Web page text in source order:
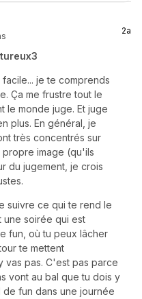
2a
je te comprends
Ça me frustre tout le
le monde juge. Et juge
plus. En général, je
très concentrés sur
image (qu'ils
du jugement, je crois
suivre ce qui te rend le
une soirée qui est
fun, où tu peux lâcher
te mettent
vas pas. C'est pas parce
vont au bal que tu dois y
fun dans une journée